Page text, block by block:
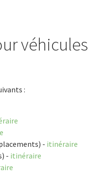
véhicules
:
- itinéraire
- itinéraire